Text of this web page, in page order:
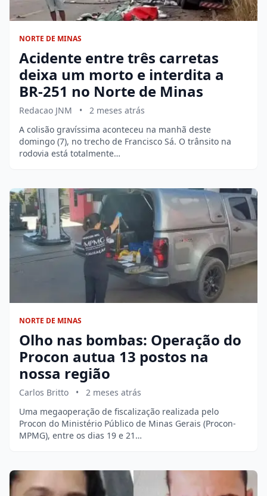
NORTE DE MINAS
Acidente entre três carretas
deixa um morto e interdita a
BR-251 no Norte de Minas
Redacao JNM •
2 meses atrás
A colisão gravíssima aconteceu na manhã deste
domingo (7), no trecho de Francisco Sá. O trânsito na
rodovia está totalmente…
NORTE DE MINAS
Olho nas bombas: Operação do
Procon autua 13 postos na
nossa região
Carlos Britto •
2 meses atrás
Uma megaoperação de fiscalização realizada pelo
Procon do Ministério Público de Minas Gerais (Procon-
MPMG), entre os dias 19 e 21…